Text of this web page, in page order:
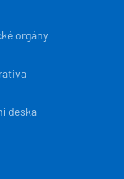
orgány
deska